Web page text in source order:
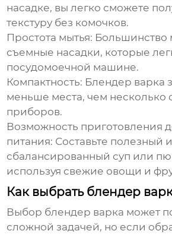
насадке, вы легко сможете
текстуру без комочков.
Простота мытья:
съемные насадки, которые
посудомоечной машине.
Компактность: Блендер варка
меньше места, чем несколько
приборов.
Возможность приготовления
питания: Составьте полезный и
сбалансированный суп или
используя свежие овощи и
Как выбрать блендер
Выбор блендер варка может
сложной задачей, но если